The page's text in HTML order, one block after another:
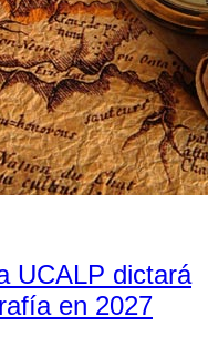
UCALP dictará
en 2027